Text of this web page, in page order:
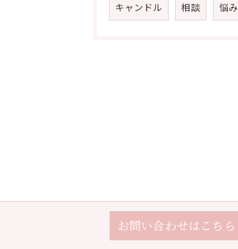
キャンドル 相談 悩み
お問い合わせはこちら